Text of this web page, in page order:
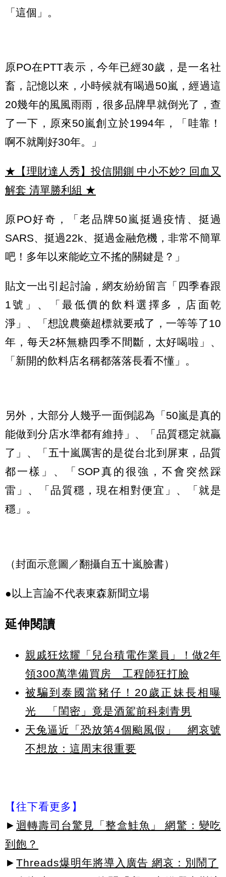
「這個」。
原PO在PTT表示，今年已經30歲，是一名社
畜，記憶以來，小時候就有喝過50嵐，經過這
20幾年的風風雨雨，很多品牌早就倒光了，查
了一下，原來50嵐創立於1994年，「哇靠！
啊不就剛好30年。」
★【理財達人秀】投信開鍘 中小不妙? 回血又
解套 清單勝利組 ★
原PO好奇，「老品牌50嵐挺過疫情、挺過
SARS、挺過22k、挺過金融危機，非常不簡單
吧！多年以來能屹立不搖的關鍵是？」
貼文一出引起討論，網友紛紛留言「四季春跟
1號」、「最低價的飲料選擇多，店面乾
淨」、「想說農藥超標就要戒了，一等等了10
年，每天2杯無糖四季不間斷，太好喝啦」、
「新開的飲料店名稱都落落長看不懂」。
另外，大部分人幾乎一面倒認為「50嵐是真的
能做到分店水準都有維持」、「品質穩定就贏
了」、「五十嵐厲害的是從台北到屏東，品質
都一樣」、「SOP真的很強，不會突然踩
雷」、「品質穩，現在相對便宜」、「就是
穩」。
（封面示意圖／翻攝自五十嵐臉書）
●以上言論不代表東森新聞立場
延伸閱讀
親戚狂炫耀「兒台積電作業員」！做2年
領300萬準備買房 工程師狂打臉
被騙到泰國當豬仔！20歲正妹長相曝
光 「閨密」竟是酒駕前科刺青男
天兔逼近「恐放第4個颱風假」 網哀號
不想放：這周末很重要
【往下看更多】
► 迴轉壽司台驚見「整盒鮭魚」 網驚：變吃
到飽？
► Threads爆明年將導入廣告 網哀：別鬧了